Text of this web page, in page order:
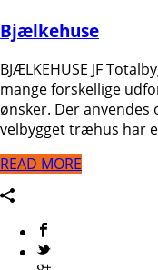
Bjælkehuse
BJÆLKEHUSE JF
mange forskellige
ønsker. Der
velbygget træhus har
READ MORE